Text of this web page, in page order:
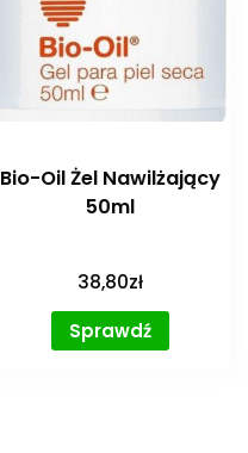
Bio-Oil Żel Nawilżający
50ml
38,80zł
Sprawdź